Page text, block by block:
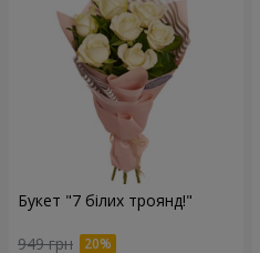
Букет "7 білих троянд!"
949 грн